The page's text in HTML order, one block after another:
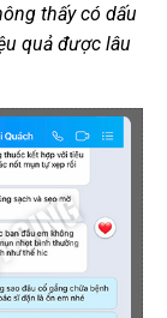
thấy có dấu
quả được lâu